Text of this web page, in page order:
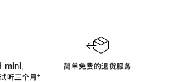
，
听三个月脚
⁺
简单免费的退货服务